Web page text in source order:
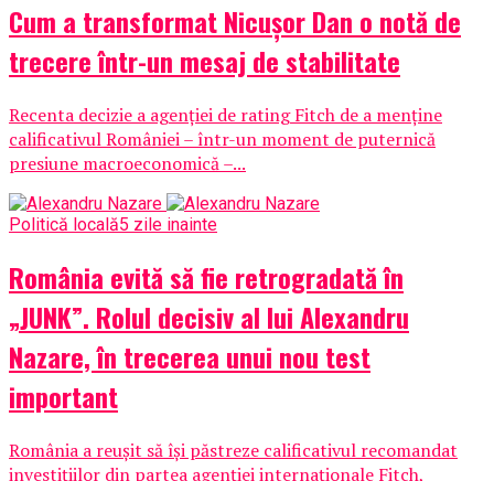
Cum a transformat Nicușor Dan o notă de
trecere într-un mesaj de stabilitate
Recenta decizie a agenției de rating Fitch de a menține
calificativul României – într-un moment de puternică
presiune macroeconomică –...
Politică locală5 zile inainte
România evită să fie retrogradată în
„JUNK”. Rolul decisiv al lui Alexandru
Nazare, în trecerea unui nou test
important
România a reușit să își păstreze calificativul recomandat
investițiilor din partea agenției internaționale Fitch,